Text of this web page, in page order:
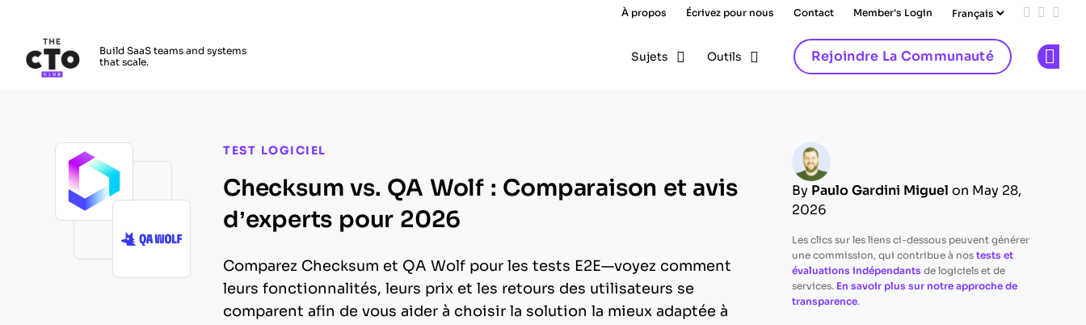
À propos Écrivez pour nous Contact Member's Login Add us
Follow
Build SaaS teams and systems
that scale.
Sujets Outils Rejoindre La Communauté
TEST LOGICIEL
Checksum vs. QA Wolf : Comparaison et avis
d’experts pour 2026
Comparez Checksum et QA Wolf pour les tests E2E—voyez comment
leurs fonctionnalités, leurs prix et les retours des utilisateurs se
comparent afin de vous aider à choisir la solution la mieux adaptée à
By Paulo Gardini Miguel on May 28,
2026
Les clics sur les liens ci-dessous peuvent générer
une commission, qui contribue à nos tests et
évaluations indépendants de logiciels et de
services. En savoir plus sur notre approche de
transparence.